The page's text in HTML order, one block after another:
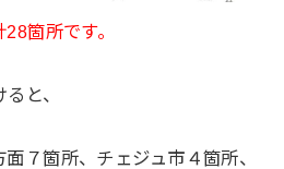
箇所です。
と、
７箇所、チェジュ市４箇所、